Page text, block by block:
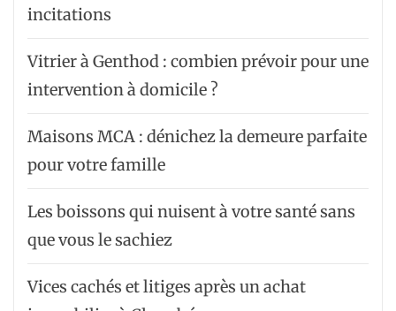
incitations
Vitrier à Genthod : combien prévoir pour une
intervention à domicile ?
Maisons MCA : dénichez la demeure parfaite
pour votre famille
Les boissons qui nuisent à votre santé sans
que vous le sachiez
Vices cachés et litiges après un achat